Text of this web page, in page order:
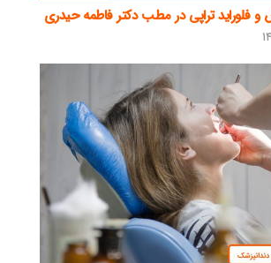
فلوراید تراپی در مطب دکتر فاطمه حیدری